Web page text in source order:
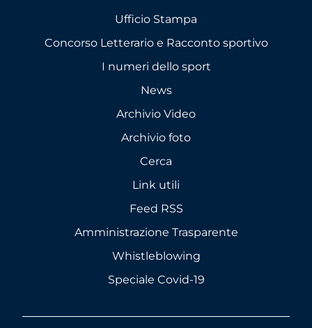
Ufficio Stampa
Concorso Letterario e Racconto sportivo
I numeri dello sport
News
Archivio Video
Archivio foto
Cerca
Link utili
Feed RSS
Amministrazione Trasparente
Whistleblowing
Speciale Covid-19